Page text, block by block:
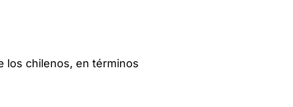
los chilenos, en términos